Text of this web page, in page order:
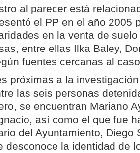
al parecer está
el PP en el año 2005
en la venta de
entre ellas Ilka Baley,
fuentes cercanas al
próximas a la
las seis personas
se encuentran Mariano
así como el que fue
del Ayuntamiento, Diego
desconoce la identidad de